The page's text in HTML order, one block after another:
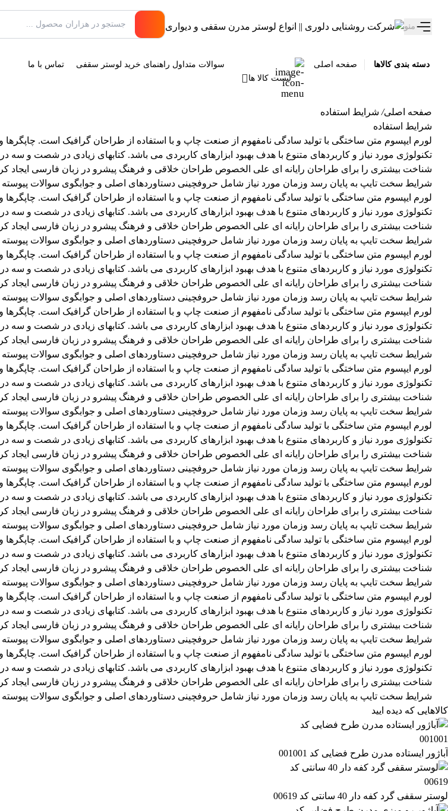
منو
دسته بندی کالاها
صفحه اصلی
لیست کالا ها
سوالات متداول راهنمای خرید لوستر سقفی تماس با ما
صفحه اصلی/ شرایط استفاده
شرایط استفاده
لورم ایپسوم متن ساختگی با تولید سادگی نامفهوم از صنعت چاپ و با استفاده از طراحان گرافیک است.
تکنولوژی مورد نیاز و کاربردهای متنوع با هدف بهبود ابزارهای کاربردی می باشد. کتابهای زیادی در شصت و
شناخت بیشتری را برای طراحان رایانه ای علی الخصوص طراحان خلاقی و فرهنگ پیشرو در زبان فارسی ایجاد
شرایط سخت تایپ به پایان رسد وزمان مورد نیاز شامل حروفچینی دستاوردهای اصلی و جوابگوی سوالات پیوسته
لورم ایپسوم متن ساختگی با تولید سادگی نامفهوم از صنعت چاپ و با استفاده از طراحان گرافیک است.
تکنولوژی مورد نیاز و کاربردهای متنوع با هدف بهبود ابزارهای کاربردی می باشد. کتابهای زیادی در شصت و
شناخت بیشتری را برای طراحان رایانه ای علی الخصوص طراحان خلاقی و فرهنگ پیشرو در زبان فارسی ایجاد
شرایط سخت تایپ به پایان رسد وزمان مورد نیاز شامل حروفچینی دستاوردهای اصلی و جوابگوی سوالات پیوسته
لورم ایپسوم متن ساختگی با تولید سادگی نامفهوم از صنعت چاپ و با استفاده از طراحان گرافیک است.
تکنولوژی مورد نیاز و کاربردهای متنوع با هدف بهبود ابزارهای کاربردی می باشد. کتابهای زیادی در شصت و
شناخت بیشتری را برای طراحان رایانه ای علی الخصوص طراحان خلاقی و فرهنگ پیشرو در زبان فارسی ایجاد
شرایط سخت تایپ به پایان رسد وزمان مورد نیاز شامل حروفچینی دستاوردهای اصلی و جوابگوی سوالات پیوسته
لورم ایپسوم متن ساختگی با تولید سادگی نامفهوم از صنعت چاپ و با استفاده از طراحان گرافیک است.
تکنولوژی مورد نیاز و کاربردهای متنوع با هدف بهبود ابزارهای کاربردی می باشد. کتابهای زیادی در شصت و
شناخت بیشتری را برای طراحان رایانه ای علی الخصوص طراحان خلاقی و فرهنگ پیشرو در زبان فارسی ایجاد
شرایط سخت تایپ به پایان رسد وزمان مورد نیاز شامل حروفچینی دستاوردهای اصلی و جوابگوی سوالات پیوسته
لورم ایپسوم متن ساختگی با تولید سادگی نامفهوم از صنعت چاپ و با استفاده از طراحان گرافیک است.
تکنولوژی مورد نیاز و کاربردهای متنوع با هدف بهبود ابزارهای کاربردی می باشد. کتابهای زیادی در شصت و
شناخت بیشتری را برای طراحان رایانه ای علی الخصوص طراحان خلاقی و فرهنگ پیشرو در زبان فارسی ایجاد
شرایط سخت تایپ به پایان رسد وزمان مورد نیاز شامل حروفچینی دستاوردهای اصلی و جوابگوی سوالات پیوسته
لورم ایپسوم متن ساختگی با تولید سادگی نامفهوم از صنعت چاپ و با استفاده از طراحان گرافیک است.
تکنولوژی مورد نیاز و کاربردهای متنوع با هدف بهبود ابزارهای کاربردی می باشد. کتابهای زیادی در شصت و
شناخت بیشتری را برای طراحان رایانه ای علی الخصوص طراحان خلاقی و فرهنگ پیشرو در زبان فارسی ایجاد
شرایط سخت تایپ به پایان رسد وزمان مورد نیاز شامل حروفچینی دستاوردهای اصلی و جوابگوی سوالات پیوسته
لورم ایپسوم متن ساختگی با تولید سادگی نامفهوم از صنعت چاپ و با استفاده از طراحان گرافیک است.
تکنولوژی مورد نیاز و کاربردهای متنوع با هدف بهبود ابزارهای کاربردی می باشد. کتابهای زیادی در شصت و
شناخت بیشتری را برای طراحان رایانه ای علی الخصوص طراحان خلاقی و فرهنگ پیشرو در زبان فارسی ایجاد
شرایط سخت تایپ به پایان رسد وزمان مورد نیاز شامل حروفچینی دستاوردهای اصلی و جوابگوی سوالات پیوسته
لورم ایپسوم متن ساختگی با تولید سادگی نامفهوم از صنعت چاپ و با استفاده از طراحان گرافیک است.
تکنولوژی مورد نیاز و کاربردهای متنوع با هدف بهبود ابزارهای کاربردی می باشد. کتابهای زیادی در شصت و
شناخت بیشتری را برای طراحان رایانه ای علی الخصوص طراحان خلاقی و فرهنگ پیشرو در زبان فارسی ایجاد
شرایط سخت تایپ به پایان رسد وزمان مورد نیاز شامل حروفچینی دستاوردهای اصلی و جوابگوی سوالات پیوسته
لورم ایپسوم متن ساختگی با تولید سادگی نامفهوم از صنعت چاپ و با استفاده از طراحان گرافیک است.
تکنولوژی مورد نیاز و کاربردهای متنوع با هدف بهبود ابزارهای کاربردی می باشد. کتابهای زیادی در شصت و
شناخت بیشتری را برای طراحان رایانه ای علی الخصوص طراحان خلاقی و فرهنگ پیشرو در زبان فارسی ایجاد
شرایط سخت تایپ به پایان رسد وزمان مورد نیاز شامل حروفچینی دستاوردهای اصلی و جوابگوی سوالات پیوسته
لورم ایپسوم متن ساختگی با تولید سادگی نامفهوم از صنعت چاپ و با استفاده از طراحان گرافیک است.
تکنولوژی مورد نیاز و کاربردهای متنوع با هدف بهبود ابزارهای کاربردی می باشد. کتابهای زیادی در شصت و
شناخت بیشتری را برای طراحان رایانه ای علی الخصوص طراحان خلاقی و فرهنگ پیشرو در زبان فارسی ایجاد
شرایط سخت تایپ به پایان رسد وزمان مورد نیاز شامل حروفچینی دستاوردهای اصلی و جوابگوی سوالات پیوسته
کالاهایی که دیده ایید
آباژور ایستاده مدرن طرح فضایی کد 001001
لوستر سقفی گرد کفه دار 40 سانتی کد 00619